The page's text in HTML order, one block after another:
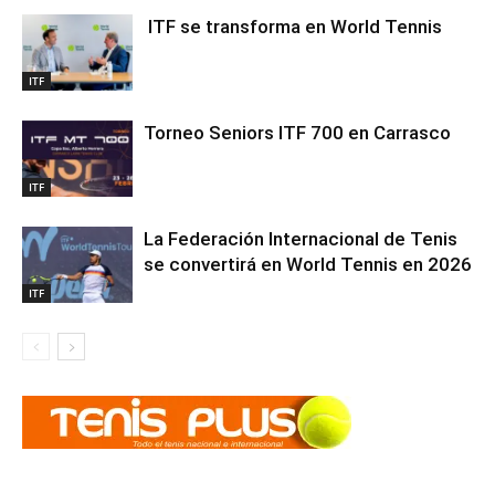
ITF
ITF se transforma en World Tennis
ITF
Torneo Seniors ITF 700 en Carrasco
ITF
La Federación Internacional de Tenis
se convertirá en World Tennis en 2026